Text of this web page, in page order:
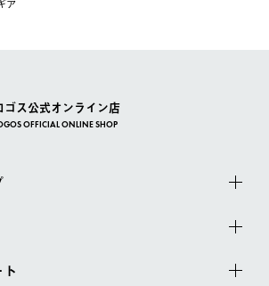
ます。
品いただき、ご希望商品を再注文してくだ
ア
ゴス公式オンライン店
OFFICIAL ONLINE SHOP